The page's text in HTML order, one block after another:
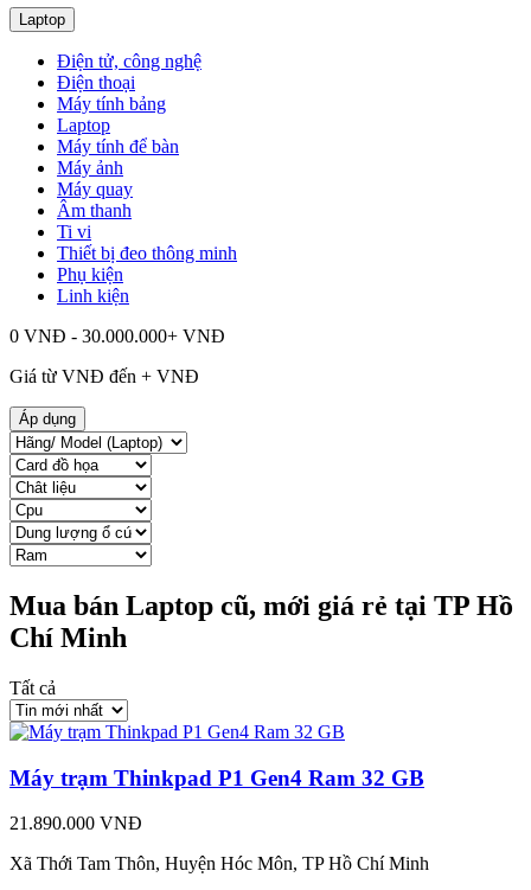
Laptop
Điện tử, công nghệ
Điện thoại
Máy tính bảng
Laptop
Máy tính để bàn
Máy ảnh
Máy quay
Âm thanh
Ti vi
Thiết bị đeo thông minh
Phụ kiện
Linh kiện
0 VNĐ - 30.000.000+ VNĐ
Giá từ VNĐ đến + VNĐ
Áp dụng
Mua bán Laptop cũ, mới giá rẻ tại TP Hồ
Chí Minh
Tất cả
Máy trạm Thinkpad P1 Gen4 Ram 32 GB
21.890.000 VNĐ
Xã Thới Tam Thôn, Huyện Hóc Môn, TP Hồ Chí Minh